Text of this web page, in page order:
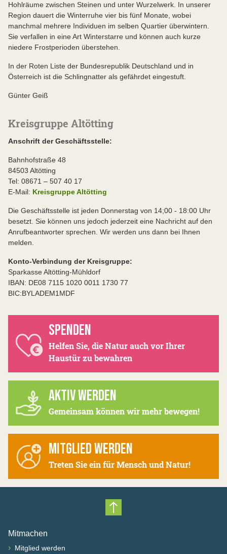
Hohlräume zwischen Steinen und unter Wurzelwerk. In unserer
Region dauert die Winterruhe vier bis fünf Monate, wobei
manchmal mehrere Individuen im selben Quartier überwintern.
Sie verfallen in eine Art Winterstarre und können auch kurze
niedere Frostperioden überstehen.
In der Roten Liste der Bundesrepublik Deutschland und in
Österreich ist die Schlingnatter als gefährdet eingestuft.
Günter Geiß
Kreisgruppe Altötting
Anschrift der Geschäftsstelle:
Bahnhofstraße 48
84503 Altötting
Tel: 08671 – 507 40 17
E-Mail: Kreisgruppe Altötting
Die Geschäftsstelle ist jeden Donnerstag von 14;00 - 18:00 Uhr
besetzt. Sie können uns jedoch jederzeit eine Nachricht auf den
Anrufbeantworter sprechen. Wir werden uns dann bei Ihnen
melden.
Konto-Verbindung der Kreisgruppe:
Sparkasse Altötting-Mühldorf
IBAN: DE08 7115 1020 0011 1730 77
BIC:BYLADEM1MDF
SPENDEN
Helfen Sie, die Natur auch vor Ihrer
Haustür zu bewahren
AKTIV WERDEN
Gemeinsam können wir mehr bewegen!
MITGLIED WERDEN
Treten Sie ein für Mensch und Natur!
Nach oben scrollen
Mitmachen
› Mitglied werden